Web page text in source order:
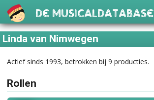
De Musicaldatabase
Linda van Nimwegen
Actief sinds 1993, betrokken bij 9 producties.
Rollen